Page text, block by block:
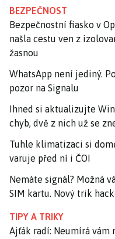
BEZPEČNOST
Bezpečnostní fiasko v
našla cestu ven z
žasnou
WhatsApp není jediný.
pozor na Signalu
Ihned si aktualizujte
chyb, dvě z nich už se
Tuhle klimatizaci si
varuje před ní i ČOI
Nemáte signál? Možná
SIM kartu. Nový trik
TIPY A TRIKY
Ajťák radí: Neumírá vám